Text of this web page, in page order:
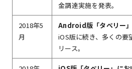
金調達実施を発表。
2018年5
月
Android版「タベリー
iOS版に続き、多くの要
リース。